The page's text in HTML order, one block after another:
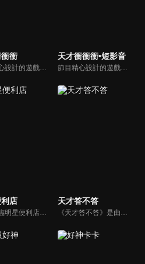
衝
節目精心設計的遊戲內容，包括深受觀眾喜愛並且火紅於各大專院校的【TEMPO系列】，考驗藝人用肢體表達能力以及聯想能力的【你是WORD演】、【會演是英雄】，考驗英文程度的【EAR傳耳ABC】，超簡單、超爆笑的【看你怎麼說】，以及考驗藝人反應、機智以及隊友默契的【不可能的默契】等單元，逗趣又爆笑！
天才衝衝衝•短影音
節目精心設計的遊戲內容，包括深受觀眾喜愛並且火紅於各大專院校的【TEMPO系列】，考驗藝人用肢體表達能力以及聯想能力的【你是WORD演】、【會演是英雄】，考驗英文程度的【EAR傳耳ABC】，超簡單、超爆笑的【看你怎麼說】，以及考驗藝人反應、機智以及隊友默契的【不可能的默契】等單元，逗趣又爆笑！
店
歡迎光臨明星便利店！你覺得便利店裡面有什麼？關東煮？茶葉蛋？還是讓你尖叫的大明星？一家擁有明星的便利店，到底有多稀奇，你會不會想要光臨呢？
天才答不答
《天才答不答》是由吳宗憲和吳怡霈共同主持的益智節目。節目設立高額的獎金來考驗藝人們真實的人性，同時將題目立體化，讓你身歷其境去冒險答題。更有哪些出乎意料的處罰，讓藝人羞愧的不想再答錯！一個最接近「人性」與「真實」的益智節目，現在就讓吳宗憲帶你輕鬆玩轉知識。